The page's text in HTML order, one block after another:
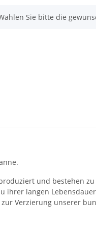
Sie bitte die
und bestehen zu
ihrer langen
Verzierung unserer